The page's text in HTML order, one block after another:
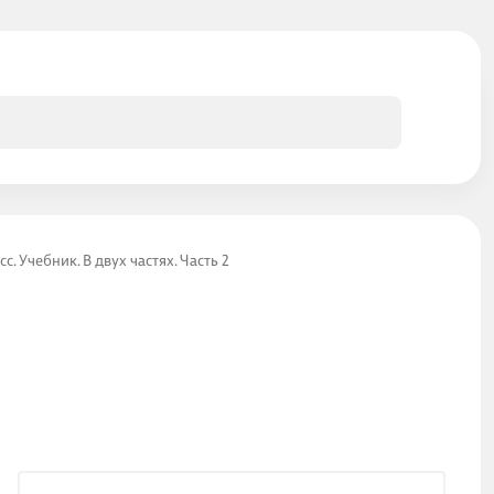
Учебник. В двух частях. Часть 2